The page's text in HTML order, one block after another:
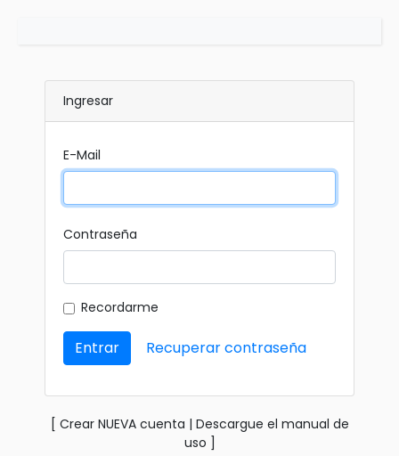
Ingresar
E-Mail
Contraseña
Recordarme
Entrar Recuperar contraseña
[ Crear NUEVA cuenta | Descargue el manual de
uso ]